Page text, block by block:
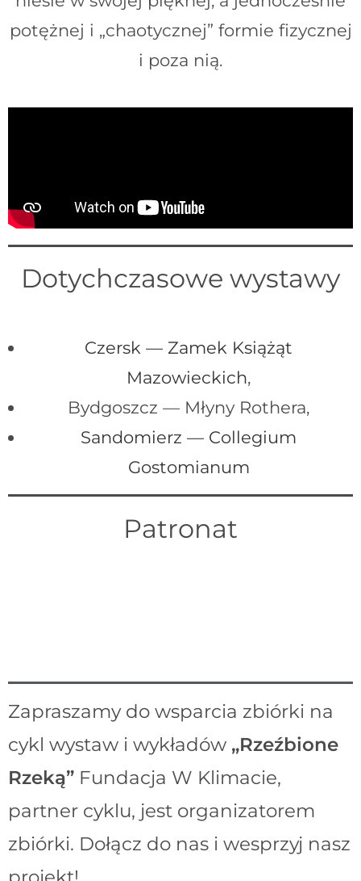
potężnej i „chaotycznej” formie fizycznej
i poza nią.
Dotychczasowe wystawy
Czersk — Zamek Książąt
Mazowieckich,
Bydgoszcz — Młyny Rothera,
Sandomierz — Collegium
Gostomianum
Patronat
Zapraszamy do wsparcia zbiórki na
cykl wystaw i wykładów „Rzeźbione
Rzeką” Fundacja W Klimacie,
partner cyklu, jest organizatorem
zbiórki. Dołącz do nas i wesprzyj nasz